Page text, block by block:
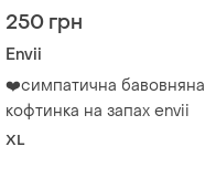
250 грн
Envii
❤️симпатична бавовняна
кофтинка на запах envii
XL